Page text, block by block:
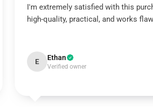
I'm extremely satisfied with this
high-quality, practical, and works
E Ethan
Verified owner